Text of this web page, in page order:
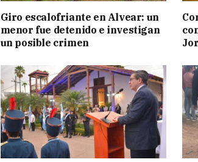
Giro escalofriante en Alvear: un
menor fue detenido e investigan
un posible crimen